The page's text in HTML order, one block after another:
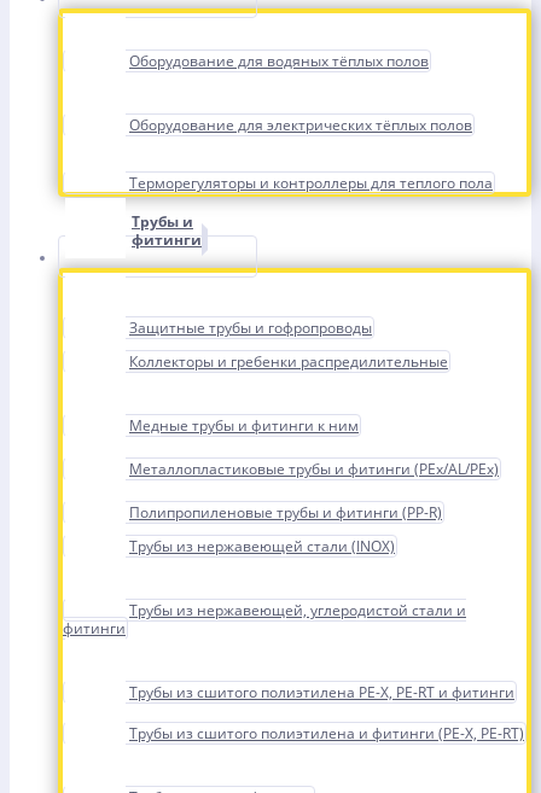
Оборудование для водяных тёплых полов
Оборудование для электрических тёплых полов
Терморегуляторы и контроллеры для теплого пола
Трубы и
фитинги
Защитные трубы и гофропроводы
Коллекторы и гребенки распредилительные
Медные трубы и фитинги к ним
Металлопластиковые трубы и фитинги (PEx/AL/PEx)
Полипропиленовые трубы и фитинги (PP-R)
Трубы из нержавеющей стали (INOX)
Трубы из нержавеющей, углеродистой стали и
фитинги
Трубы из сшитого полиэтилена PE-X, PE-RT и фитинги
Трубы из сшитого полиэтилена и фитинги (PE-X, PE-RT)